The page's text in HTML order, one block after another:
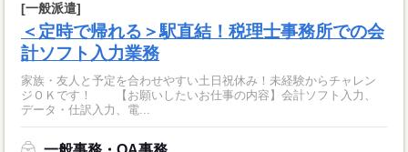
[一般派遣]
＜定時で帰れる＞駅直結！税理士事務所での会
計ソフト入力業務
家族・友人と予定を合わせやすい土日祝休み！未経験からチャレン
ジＯＫです！ 【お願いしたいお仕事の内容】会計ソフト入力、
データ・仕訳入力、電...